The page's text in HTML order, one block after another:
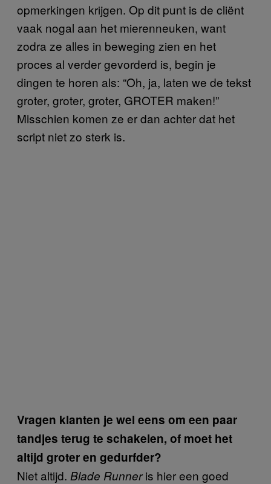
opmerkingen krijgen. Op dit punt is de cliënt
vaak nogal aan het mierenneuken, want
zodra ze alles in beweging zien en het
proces al verder gevorderd is, begin je
dingen te horen als: “Oh, ja, laten we de tekst
groter, groter, groter, GROTER maken!”
Misschien komen ze er dan achter dat het
script niet zo sterk is.
Vragen klanten je wel eens om een paar
tandjes terug te schakelen, of moet het
altijd groter en gedurfder?
Niet altijd. Blade Runneris hier een goed